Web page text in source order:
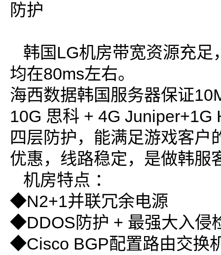
防护
韩国LG机房带宽资源充足
均在80ms左右。
海西数据韩国服务器保证
10G 思科 + 4G Juniper+1G
四层防护，能满足游戏客户
优惠，线路稳定，是做韩服
机房特点 ：
◆N2+1并联冗余电源
◆DDOS防护 + 最强大入侵
◆Cisco BGP配置路由交换